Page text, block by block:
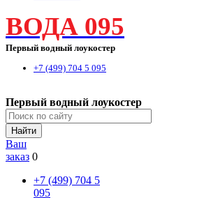
ВОДА 095
Первый водный лоукостер
+7 (499) 704 5 095
Первый водный лоукостер
Найти
Ваш
заказ 0
+7 (499) 704 5
095